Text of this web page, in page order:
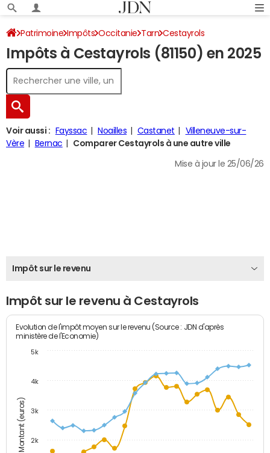
Patrimoine Impôts Occitanie Tarn Cestayrols
Impôt sur le revenu
Impôts à Cestayrols (81150) en 2025
Voir aussi : Fayssac Noailles Castanet
Villeneuve-sur-
Vère
Bernac Comparer Cestayrols à une autre ville
Mise à jour le 25/06/26
Impôt sur le revenu
Impôt sur le revenu à Cestayrols
Montant (euros)
Evolution de l'impôt moyen sur le revenu (Source : JDN d'après
ministère de l'Economie)
2k
3k
4k
5k